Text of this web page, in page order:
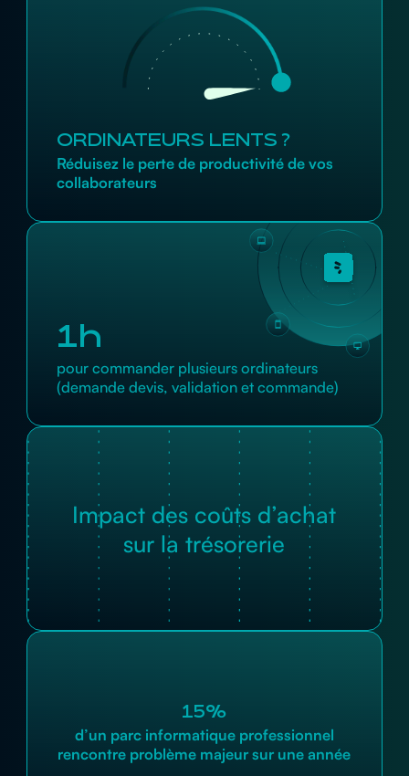
1h
pour commander plusieurs ordinateurs
(demande devis, validation et commande)
Impact des coûts d’achat
sur la trésorerie
ORDINATEURS LENTS ?
Réduisez le perte de productivité de vos
collaborateurs
15%
d’un parc informatique professionnel
rencontre problème majeur sur une année